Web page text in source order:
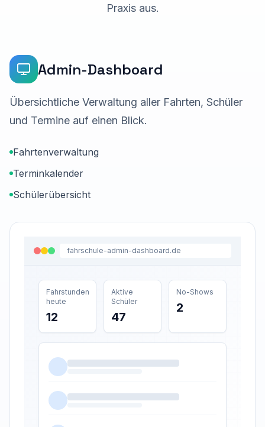
Praxis aus.
Admin-Dashboard
Übersichtliche Verwaltung aller Fahrten, Schüler
und Termine auf einen Blick.
Fahrtenverwaltung
Terminkalender
Schülerübersicht
fahrschule-admin-dashboard.de
Fahrstunden
heute
12
Aktive
Schüler
47
No-Shows
2